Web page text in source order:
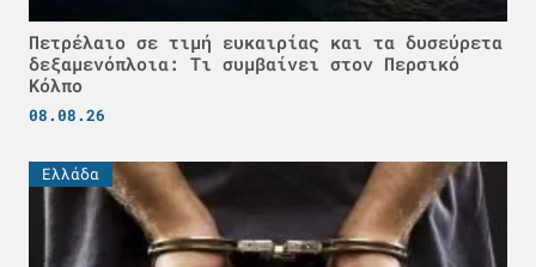
Πετρέλαιο σε τιμή ευκαιρίας και τα δυσεύρετα
δεξαμενόπλοια: Τι συμβαίνει στον Περσικό
Κόλπο
08.08.26
Ελλάδα